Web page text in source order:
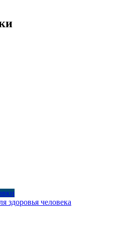
здоровья человека